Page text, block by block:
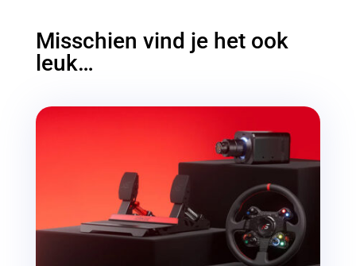
Misschien vind je het ook
leuk…